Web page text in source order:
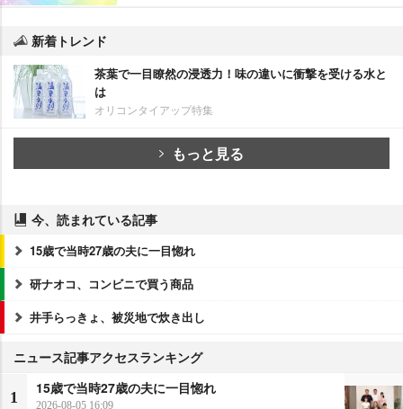
新着トレンド
茶葉で一目瞭然の浸透力！味の違いに衝撃を受ける水と
は
オリコンタイアップ特集
もっと見る
今、読まれている記事
15歳で当時27歳の夫に一目惚れ
研ナオコ、コンビニで買う商品
井手らっきょ、被災地で炊き出し
ニュース記事アクセスランキング
1
15歳で当時27歳の夫に一目惚れ
2026-08-05 16:09